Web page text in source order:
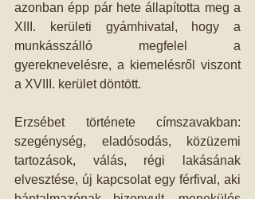
azonban épp pár hete állapította meg a
XIII. kerületi gyámhivatal, hogy a
munkásszálló megfelel a
gyereknevelésre, a kiemelésről viszont
a XVIII. kerület döntött.
Erzsébet története címszavakban:
szegénység, eladósodás, közüzemi
tartozások, válás, régi lakásának
elvesztése, új kapcsolat egy férfival, aki